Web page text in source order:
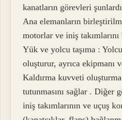
kanatların görevleri
Ana elemanların
motorlar ve iniş
Yük ve yolcu taşıma :
oluşturur, ayrıca ekipmanı
Kaldırma kuvveti
tutunmasını sağlar . Diğer
iniş takımlarının ve uçuş